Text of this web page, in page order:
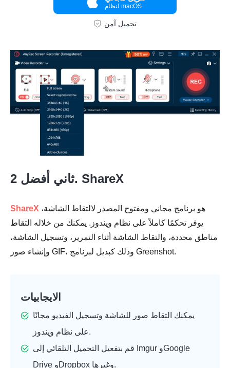
لنظام macOS
تحميل آمن
ثاني أفضل 2. ShareX
ShareX
يوفر تحكمًا كاملاً على نظام ويندوز. يمكنك من خلاله التقاط
مناطق محددة، والتقاط الشاشة أثناء التمرير، وتسجيل الشاشة،
وإنشاء صور GIF، وذلك كبديل لبرنامج Greenshot.
الايجابيات
يمكنك التقاط صور للشاشة وتسجيل الفيديو مجانًا
على نظام ويندوز.
قم بتفعيل التحميل التلقائي إلى Imgur وGoogle
Drive وDropbox وغيرها.